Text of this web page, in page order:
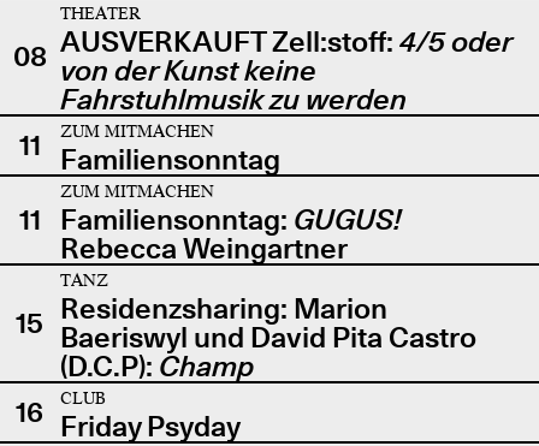
08
THEATER
AUSVERKAUFT Zell:stoff: 4/5 oder
von der Kunst keine
Fahrstuhlmusik zu werden
11
ZUM MITMACHEN
Familiensonntag
11
ZUM MITMACHEN
Familiensonntag: GUGUS!
Rebecca Weingartner
15
TANZ
Residenzsharing: Marion
Baeriswyl und David Pita Castro
(D.C.P): Champ
16
CLUB
Friday Psyday